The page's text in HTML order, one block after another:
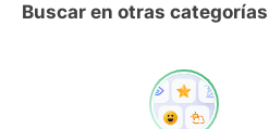
Buscar en otras categorías